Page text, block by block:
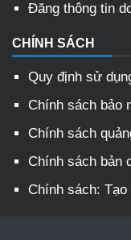
Đăng thông tin
CHÍNH SÁCH
Quy định sử
Chính sách bảo
Chính sách
Chính sách bản
Chính sách: Tạo